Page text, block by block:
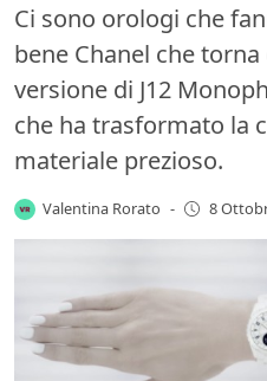
Ci sono orologi che
bene Chanel che
versione di J12
che ha trasformato la
materiale prezioso.
Valentina Rorato - 8